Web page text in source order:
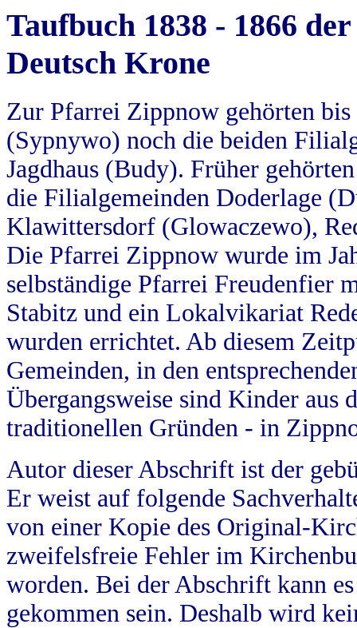
Taufbuch 1838 - 1866
Deutsch Krone
Zur Pfarrei Zippnow gehörten
(Sypnywo) noch die beiden
Jagdhaus (Budy). Früher
die Filialgemeinden Doderlage
Klawittersdorf (Glowaczewo),
Die Pfarrei Zippnow wurde im
selbständige Pfarrei Freudenfier
Stabitz und ein Lokalvikariat
wurden errichtet. Ab diesem
Gemeinden, in den
Übergangsweise sind Kinder aus
traditionellen Gründen - in
Autor dieser Abschrift ist der
Er weist auf folgende
von einer Kopie des Original-
zweifelsfreie Fehler im
worden. Bei der Abschrift kann
gekommen sein. Deshalb wird